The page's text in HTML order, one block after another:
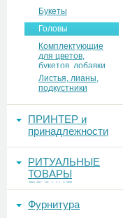
Букеты
Головы
Комплектующие
для цветов,
букетов, добавки
Листья, лианы,
подкустники
ПРИНТЕР и
принадлежности
РИТУАЛЬНЫЕ
ТОВАРЫ
ПРОЧИЕ
Фурнитура